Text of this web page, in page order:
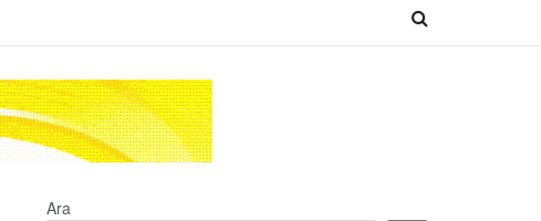
Ara